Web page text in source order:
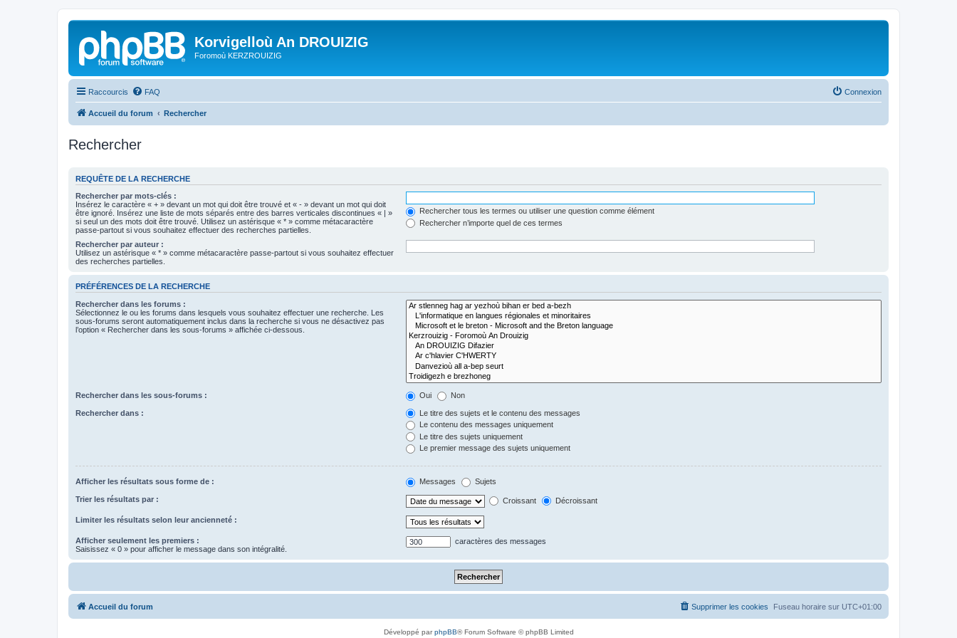
Korvigelloù An DROUIZIG
Foromoù KERZROUIZIG
Raccourcis FAQ Connexion
Accueil du forum Rechercher
Rechercher
REQUÊTE DE LA RECHERCHE
Rechercher par mots-clés :
Insérez le caractère « + » devant un mot qui doit être trouvé et « - » devant un mot qui doit
être ignoré. Insérez une liste de mots séparés entre des barres verticales discontinues « | »
si seul un des mots doit être trouvé. Utilisez un astérisque « * » comme métacaractère
passe-partout si vous souhaitez effectuer des recherches partielles.
Rechercher tous les termes ou utiliser une question comme élément
Rechercher n’importe quel de ces termes
Rechercher par auteur :
Utilisez un astérisque « * » comme métacaractère passe-partout si vous souhaitez effectuer
des recherches partielles.
PRÉFÉRENCES DE LA RECHERCHE
Rechercher dans les forums :
Sélectionnez le ou les forums dans lesquels vous souhaitez effectuer une recherche. Les
sous-forums seront automatiquement inclus dans la recherche si vous ne désactivez pas
l’option « Rechercher dans les sous-forums » affichée ci-dessous.
Rechercher dans les sous-forums : Oui Non
Rechercher dans :
Le titre des sujets et le contenu des messages
Le contenu des messages uniquement
Le titre des sujets uniquement
Le premier message des sujets uniquement
Afficher les résultats sous forme de : Messages Sujets
Trier les résultats par : Croissant Décroissant
Limiter les résultats selon leur ancienneté :
Afficher seulement les premiers :
Saisissez « 0 » pour afficher le message dans son intégralité.
caractères des messages
Accueil du forum Fuseau horaire sur UTC+01:00
Supprimer les cookies
Développé parphpBB® Forum Software © phpBB Limited